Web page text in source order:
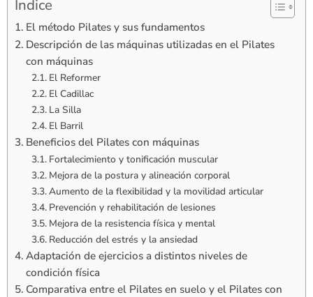
Índice
El método Pilates y sus fundamentos
Descripción de las máquinas utilizadas en el Pilates
con máquinas
El Reformer
El Cadillac
La Silla
El Barril
Beneficios del Pilates con máquinas
Fortalecimiento y tonificación muscular
Mejora de la postura y alineación corporal
Aumento de la flexibilidad y la movilidad articular
Prevención y rehabilitación de lesiones
Mejora de la resistencia física y mental
Reducción del estrés y la ansiedad
Adaptación de ejercicios a distintos niveles de
condición física
Comparativa entre el Pilates en suelo y el Pilates con